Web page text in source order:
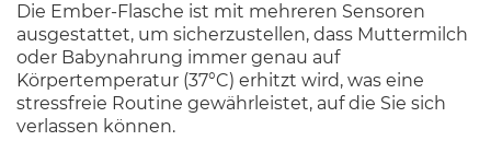
Die Ember-Flasche ist mit mehreren Sensoren
ausgestattet, um sicherzustellen, dass Muttermilch
oder Babynahrung immer genau auf
Körpertemperatur (37°C) erhitzt wird, was eine
stressfreie Routine gewährleistet, auf die Sie sich
verlassen können.